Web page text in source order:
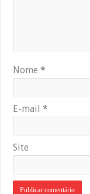
Nome*
E-mail*
Site